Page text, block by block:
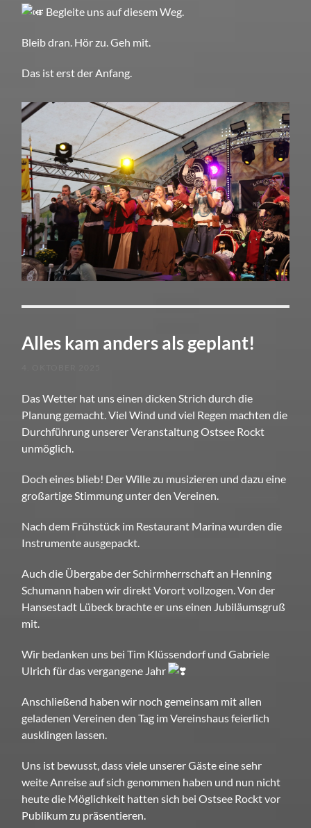
Begleite uns auf diesem Weg.
Bleib dran. Hör zu. Geh mit.
Das ist erst der Anfang.
Alles kam anders als geplant!
Das Wetter hat uns einen dicken Strich durch die
Planung gemacht. Viel Wind und viel Regen machten die
Durchführung unserer Veranstaltung Ostsee Rockt
unmöglich.
Doch eines blieb! Der Wille zu musizieren und dazu eine
großartige Stimmung unter den Vereinen.
Nach dem Frühstück im Restaurant Marina wurden die
Instrumente ausgepackt.
Auch die Übergabe der Schirmherrschaft an Henning
Schumann haben wir direkt Vorort vollzogen. Von der
Hansestadt Lübeck brachte er uns einen Jubiläumsgruß
mit.
Wir bedanken uns bei Tim Klüssendorf und Gabriele
Ulrich für das vergangene Jahr
Anschließend haben wir noch gemeinsam mit allen
geladenen Vereinen den Tag im Vereinshaus feierlich
ausklingen lassen.
Uns ist bewusst, dass viele unserer Gäste eine sehr
weite Anreise auf sich genommen haben und nun nicht
heute die Möglichkeit hatten sich bei Ostsee Rockt vor
Publikum zu präsentieren.